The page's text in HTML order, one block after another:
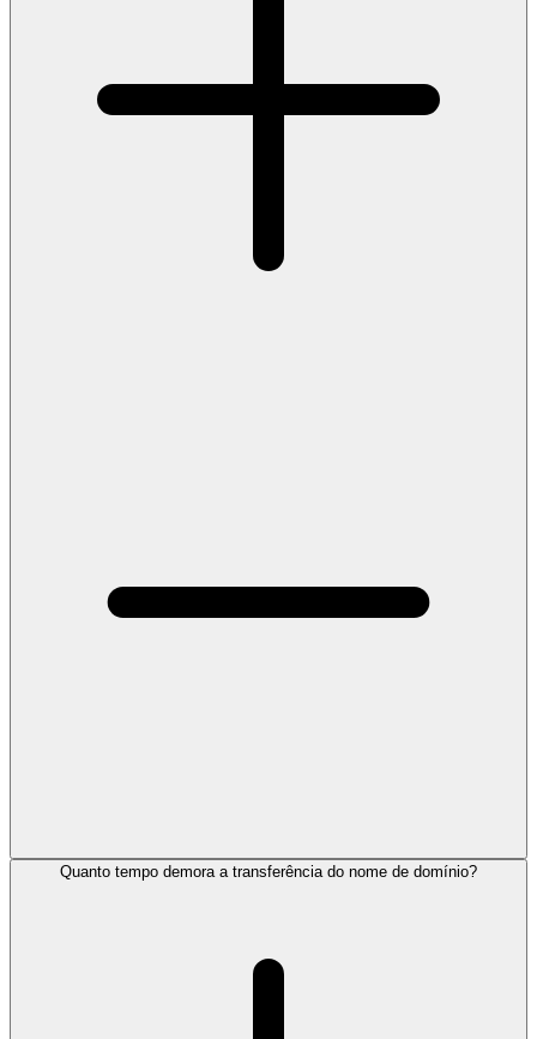
Quanto tempo demora a transferência do nome de domínio?